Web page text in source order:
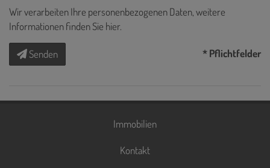
Wir verarbeiten Ihre personenbezogenen Daten, weitere
Informationen finden Sie hier.
Senden * Pflichtfelder
Immobilien
Kontakt